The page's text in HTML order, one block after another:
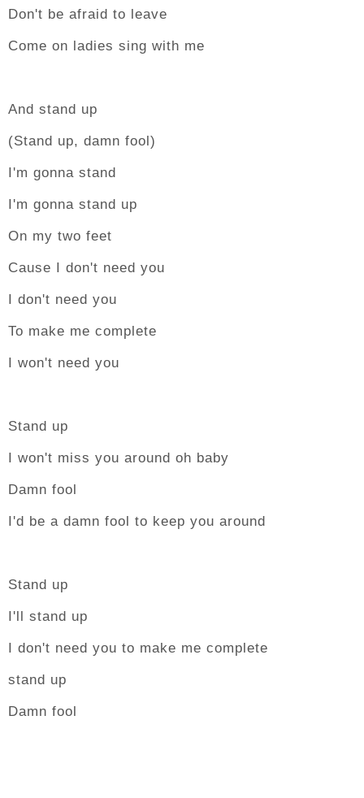
Don't be afraid to leave
Come on ladies sing with me
And stand up
(Stand up, damn fool)
I'm gonna stand
I'm gonna stand up
On my two feet
Cause I don't need you
I don't need you
To make me complete
I won't need you
Stand up
I won't miss you around oh baby
Damn fool
I'd be a damn fool to keep you around
Stand up
I'll stand up
I don't need you to make me complete
stand up
Damn fool